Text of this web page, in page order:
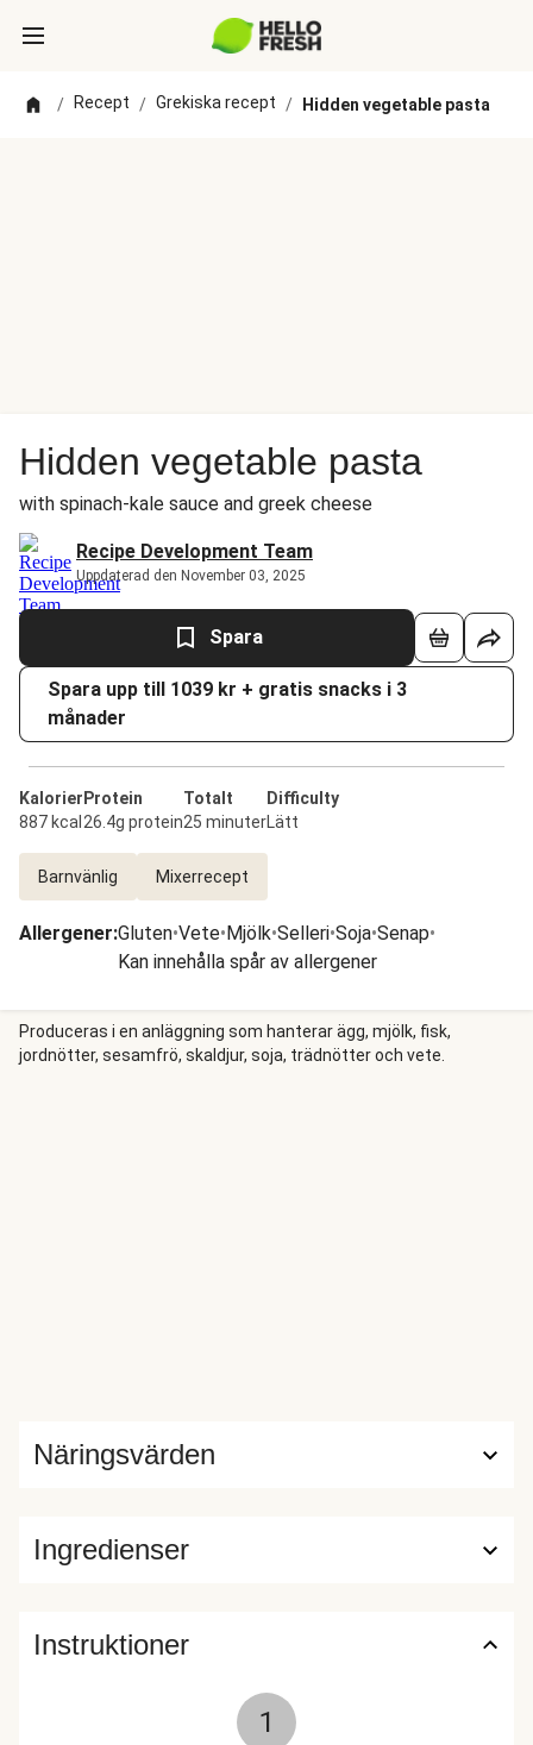
/ Recept / Grekiska recept / Hidden vegetable pasta
Hidden vegetable pasta
with spinach-kale sauce and greek cheese
Recipe Development Team
Uppdaterad den November 03, 2025
Spara
Spara upp till 1039 kr + gratis snacks i 3
månader
Kalorier
887 kcal
Protein
26.4g protein
Totalt
25 minuter
Difficulty
Lätt
Barnvänlig Mixerrecept
Allergener:Gluten•Vete•Mjölk•Selleri•Soja•Senap•
Kan innehålla spår av allergener
Produceras i en anläggning som hanterar ägg, mjölk, fisk,
jordnötter, sesamfrö, skaldjur, soja, trädnötter och vete.
Ingredienser
Näringsvärden
Instruktioner
1